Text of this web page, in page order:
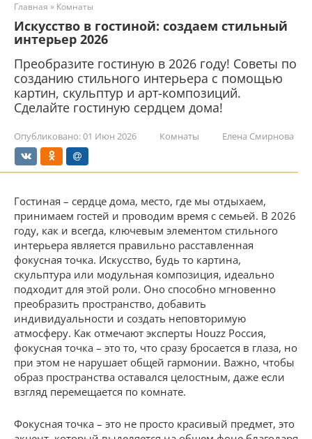
Главная » Комнаты
Искусство в гостиной: создаем стильный
интерьер 2026
Преобразите гостиную в 2026 году! Советы по
созданию стильного интерьера с помощью
картин, скульптур и арт-композиций.
Сделайте гостиную сердцем дома!
Опубликовано:01 Июн 2026 Комнаты Елена Смирнова
Гостиная – сердце дома, место, где мы отдыхаем,
принимаем гостей и проводим время с семьей. В 2026
году, как и всегда, ключевым элементом стильного
интерьера является правильно расставленная
фокусная точка. Искусство, будь то картина,
скульптура или модульная композиция, идеально
подходит для этой роли. Оно способно мгновенно
преобразить пространство, добавить
индивидуальности и создать неповторимую
атмосферу. Как отмечают эксперты Houzz Россия,
фокусная точка – это то, что сразу бросается в глаза, но
при этом не нарушает общей гармонии. Важно, чтобы
образ пространства оставался целостным, даже если
взгляд перемещается по комнате.
Фокусная точка – это не просто красивый предмет, это